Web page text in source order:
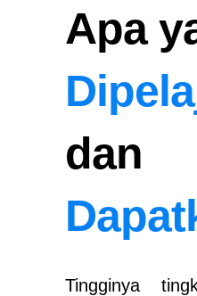
Apa
dan
Tingginya